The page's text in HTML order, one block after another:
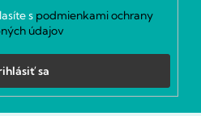
s podmienkami ochrany
údajov
sa